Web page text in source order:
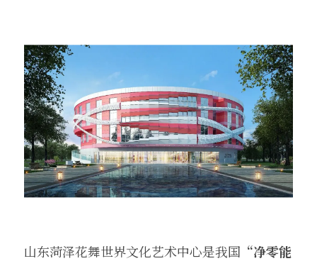
山东菏泽花舞世界文化艺术中心是我国 “净零能